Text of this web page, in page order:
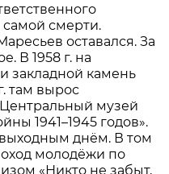
самой смерти.
оставался. За
В 1958 г. на
закладной камень
там вырос
музей
1941–1945 годов».
днём. В том
молодёжи по
«Никто не забыт,